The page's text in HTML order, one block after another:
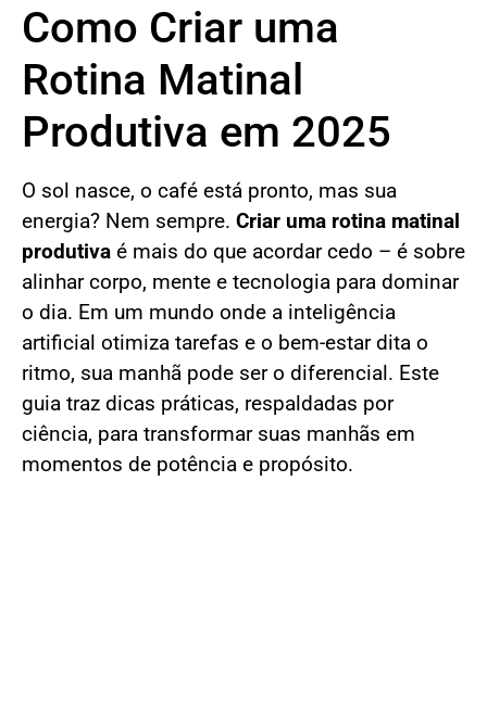
Como Criar uma
Rotina Matinal
Produtiva em 2025
O sol nasce, o café está pronto, mas sua
energia? Nem sempre. Criar uma rotina matinal
produtiva é mais do que acordar cedo – é sobre
alinhar corpo, mente e tecnologia para dominar
o dia. Em um mundo onde a inteligência
artificial otimiza tarefas e o bem-estar dita o
ritmo, sua manhã pode ser o diferencial. Este
guia traz dicas práticas, respaldadas por
ciência, para transformar suas manhãs em
momentos de potência e propósito.